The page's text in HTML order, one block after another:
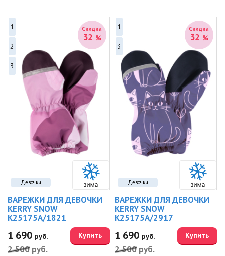
Девочки
Скидка
32 %
1
2
3
ВАРЕЖКИ ДЛЯ ДЕВОЧКИ
KERRY SNOW
K25175A/1821
1 690 руб.
2 500 руб.
Купить
Девочки
Скидка
32 %
1
3
ВАРЕЖКИ ДЛЯ ДЕВОЧКИ
KERRY SNOW
K25175A/2917
1 690 руб.
2 500 руб.
Купить